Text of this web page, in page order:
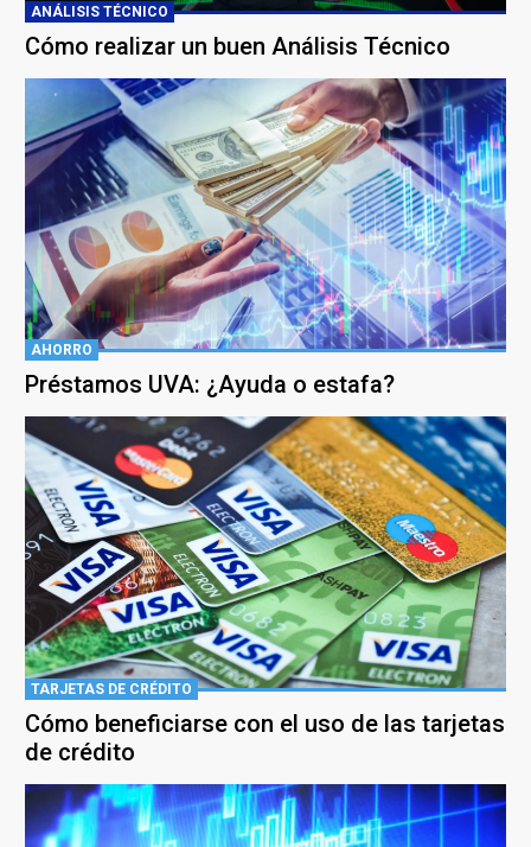
ANÁLISIS TÉCNICO
Cómo realizar un buen Análisis Técnico
AHORRO
Préstamos UVA: ¿Ayuda o estafa?
TARJETAS DE CRÉDITO
Cómo beneficiarse con el uso de las tarjetas
de crédito